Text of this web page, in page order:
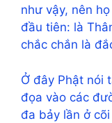
như vậy, nên
đầu tiên: là
chắc chắn là
Ở đây Phật nói
đọa vào các
đa bảy lần ở